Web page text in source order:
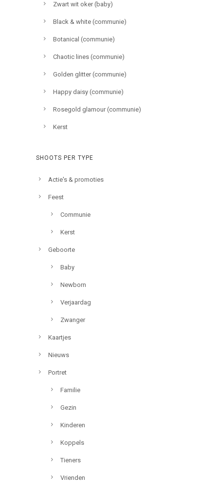
Zwart wit oker (baby)
Black & white (communie)
Botanical (communie)
Chaotic lines (communie)
Golden glitter (communie)
Happy daisy (communie)
Rosegold glamour (communie)
Kerst
SHOOTS PER TYPE
Actie's & promoties
Feest
Communie
Kerst
Geboorte
Baby
Newborn
Verjaardag
Zwanger
Kaartjes
Nieuws
Portret
Familie
Gezin
Kinderen
Koppels
Tieners
Vrienden